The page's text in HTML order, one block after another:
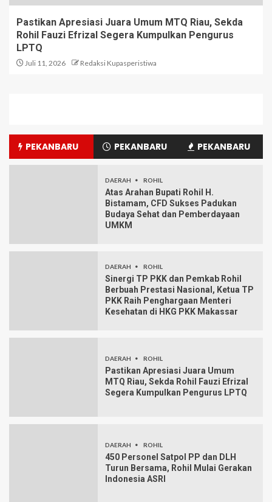
Pastikan Apresiasi Juara Umum MTQ Riau, Sekda
Rohil Fauzi Efrizal Segera Kumpulkan Pengurus
LPTQ
Juli 11, 2026 Redaksi Kupasperistiwa
PEKANBARU PEKANBARU PEKANBARU
DAERAH ROHIL
Atas Arahan Bupati Rohil H.
Bistamam, CFD Sukses Padukan
Budaya Sehat dan Pemberdayaan
UMKM
DAERAH ROHIL
Sinergi TP PKK dan Pemkab Rohil
Berbuah Prestasi Nasional, Ketua TP
PKK Raih Penghargaan Menteri
Kesehatan di HKG PKK Makassar
DAERAH ROHIL
Pastikan Apresiasi Juara Umum
MTQ Riau, Sekda Rohil Fauzi Efrizal
Segera Kumpulkan Pengurus LPTQ
DAERAH ROHIL
450 Personel Satpol PP dan DLH
Turun Bersama, Rohil Mulai Gerakan
Indonesia ASRI